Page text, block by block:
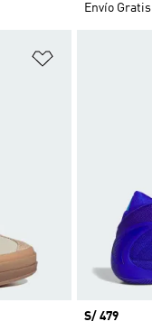
Envío Gratis
Precio
S/ 479